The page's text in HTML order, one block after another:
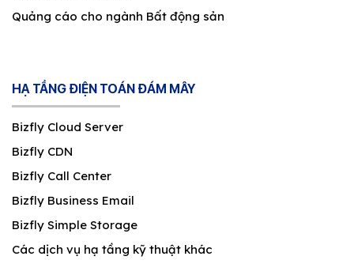
Quảng cáo cho ngành Bất động sản
HẠ TẦNG ĐIỆN TOÁN ĐÁM MÂY
Bizfly Cloud Server
Bizfly CDN
Bizfly Call Center
Bizfly Business Email
Bizfly Simple Storage
Các dịch vụ hạ tầng kỹ thuật khác